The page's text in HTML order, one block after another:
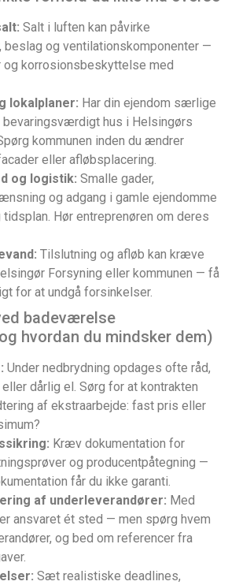
Salt i luften kan påvirke
beslag og ventilationskomponenter —
korrosionsbeskyttelse med
lokalplaner: Har din ejendom særlige
hus i Helsingørs
kommunen inden du ændrer
eller afløbsplacering.
og logistik: Smalle gader,
og adgang i gamle ejendomme
Hør entreprenøren om deres
Tilslutning og afløb kan kræve
Forsyning eller kommunen — få
for at undgå forsinkelser.
badeværelse
hvordan du mindsker dem)
Under nedbrydning opdages ofte råd,
dårlig el. Sørg for at kontrakten
af ekstraarbejde: fast pris eller
Kræv dokumentation for
og producentpåtegning —
får du ikke garanti.
af underleverandører: Med
ansvaret ét sted — men spørg hvem
og bed om referencer fra
Sæt realistiske deadlines,